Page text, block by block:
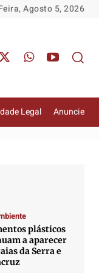
Agosto 5, 2026
Legal Anuncie
plásticos
a aparecer
da Serra e